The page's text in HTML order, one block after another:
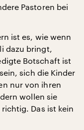
Pastoren bei
ist es, wie wenn
dazu bringt,
Botschaft ist
sich die Kinder
nur von ihren
wollen sie
Das ist kein